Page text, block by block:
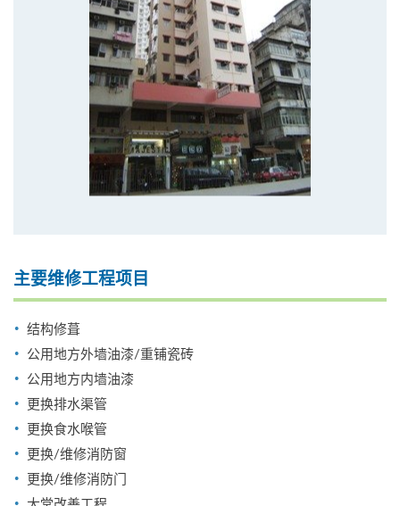
主要维修工程项目
结构修葺
公用地方外墙油漆/重铺瓷砖
公用地方内墙油漆
更换排水渠管
更换食水喉管
更换/维修消防窗
更换/维修消防门